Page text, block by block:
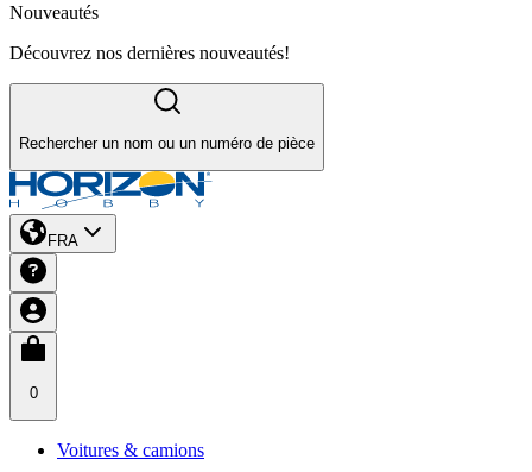
Nouveautés
Découvrez nos dernières nouveautés!
Rechercher un nom ou un numéro de pièce
FRA
0
Voitures & camions